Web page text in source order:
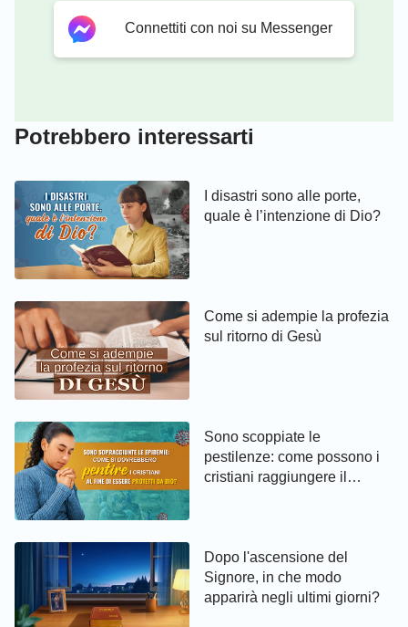
Connettiti con noi su Messenger
Potrebbero interessarti
I disastri sono alle porte,
quale è l’intenzione di Dio?
Come si adempie la profezia
sul ritorno di Gesù
Sono scoppiate le
pestilenze: come possono i
cristiani raggiungere il
Dopo l'ascensione del
Signore, in che modo
apparirà negli ultimi giorni?